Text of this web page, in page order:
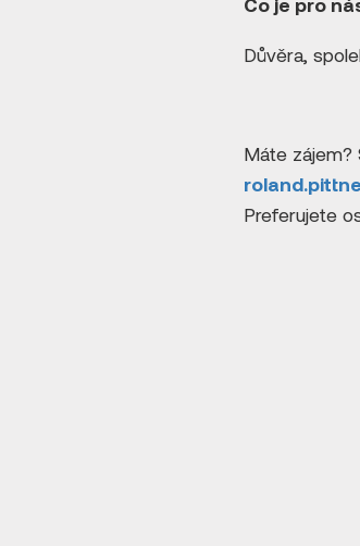
Co je pro
Důvěra,
Máte
Preferujete